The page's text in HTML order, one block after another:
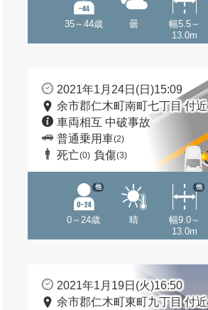
35～44歳 曇
幅5.5～
13.0m
2021年1月24日(日)15:09
余市郡仁木町南町七丁目 付近
車両相互 中破事故
普通乗用車(2)
死亡(0) 負傷(3)
0～24歳
他
晴
幅9.0～
13.0m
他
2021年1月19日(火)16:50
余市郡仁木町東町九丁目 付近